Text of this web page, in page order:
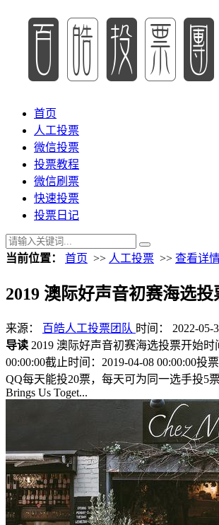
首页
人工投票
微信投票
投票教程
微信刷票
快速投票
投票日记
当前位置： 首页 >> 人工投票 >> 查看详
2019 澳际好声音初赛海选投
来源： 百皓人工投票团队 时间： 2022-05-
导读 2019 澳际好声音初赛海选投票开始时
00:00:00截止时间：2019-04-08 00:00:00投
QQ每天能投20票，每天可为同一选手投5
Brings Us Toget...